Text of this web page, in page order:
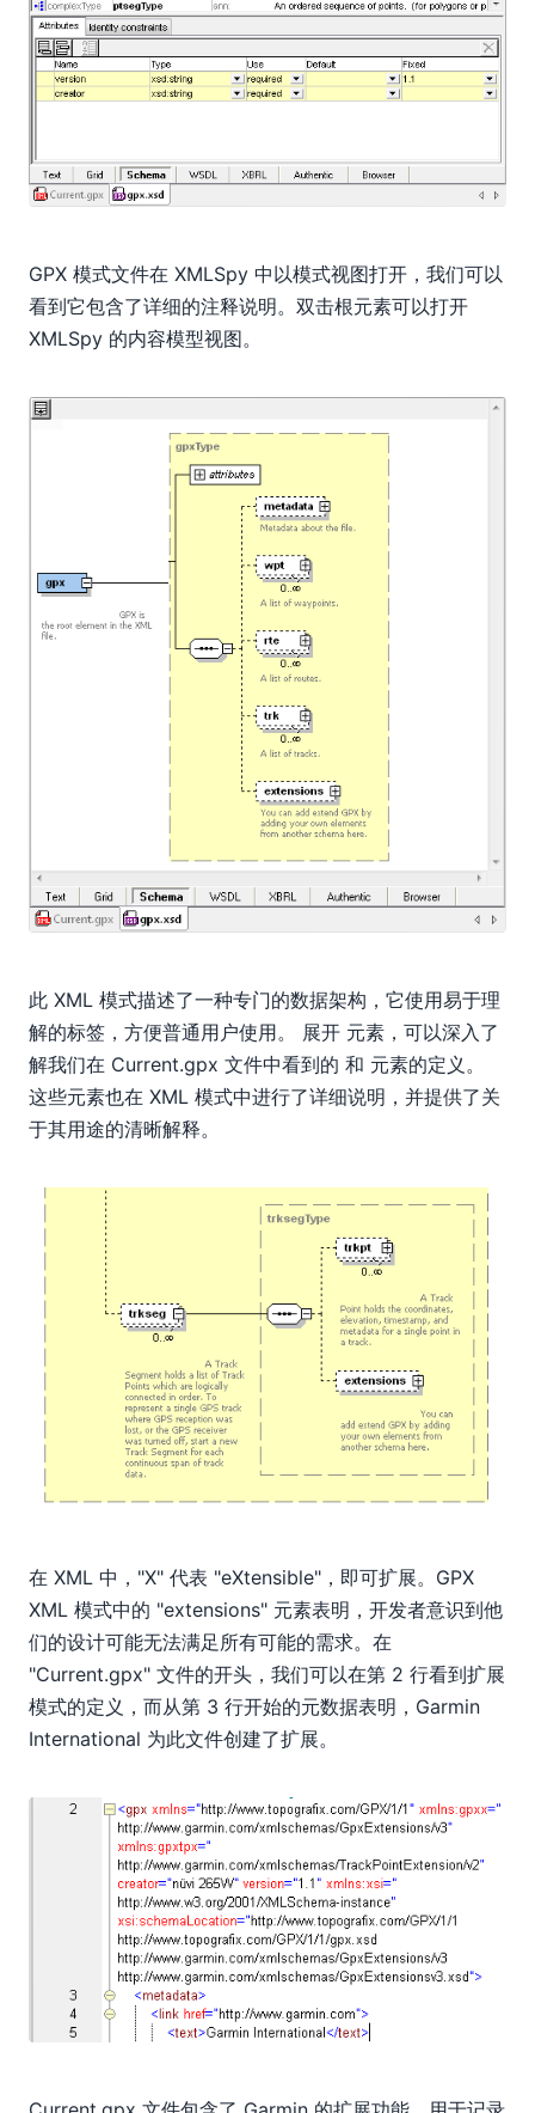
GPX 模式文件在 XMLSpy 中以模式视图打开，我们可以
看到它包含了详细的注释说明。双击根元素可以打开
XMLSpy 的内容模型视图。
此 XML 模式描述了一种专门的数据架构，它使用易于理
解的标签，方便普通用户使用。 展开 元素，可以深入了
解我们在 Current.gpx 文件中看到的 和 元素的定义。
这些元素也在 XML 模式中进行了详细说明，并提供了关
于其用途的清晰解释。
在 XML 中，"X" 代表 "eXtensible"，即可扩展。GPX
XML 模式中的 "extensions" 元素表明，开发者意识到他
们的设计可能无法满足所有可能的需求。在
"Current.gpx" 文件的开头，我们可以在第 2 行看到扩展
模式的定义，而从第 3 行开始的元数据表明，Garmin
International 为此文件创建了扩展。